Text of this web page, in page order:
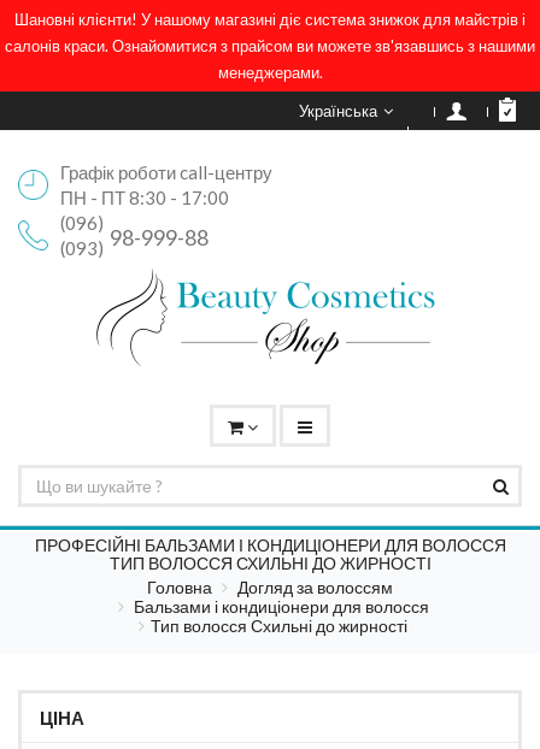
Шановні клієнти! У нашому магазині діє система знижок для майстрів і
салонів краси. Ознайомитися з прайсом ви можете зв'язавшись з нашими
менеджерами.
Українська
Графік роботи call-центру
ПН - ПТ 8:30 - 17:00
(096)
98-999-88
(093)
ПРОФЕСІЙНІ БАЛЬЗАМИ І КОНДИЦІОНЕРИ ДЛЯ ВОЛОССЯ
ТИП ВОЛОССЯ СХИЛЬНІ ДО ЖИРНОСТІ
Головна
Догляд за волоссям
Бальзами і кондиціонери для волосся
Тип волосся Схильні до жирності
ЦІНА